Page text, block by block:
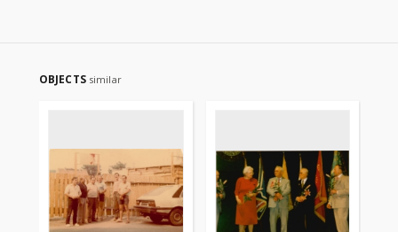
OBJECTS similar